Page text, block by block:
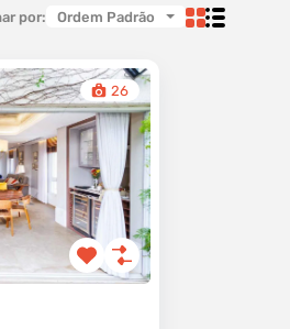
por: Ordem Padrão
26